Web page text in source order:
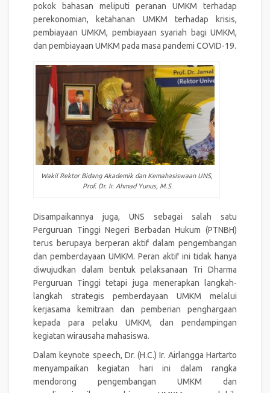
pokok bahasan meliputi peranan UMKM terhadap
perekonomian, ketahanan UMKM terhadap krisis,
pembiayaan UMKM, pembiayaan syariah bagi UMKM,
dan pembiayaan UMKM pada masa pandemi COVID-19.
Wakil Rektor Bidang Akademik dan Kemahasiswaan UNS,
Prof. Dr. Ir. Ahmad Yunus, M.S.
Disampaikannya juga, UNS sebagai salah satu
Perguruan Tinggi Negeri Berbadan Hukum (PTNBH)
terus berupaya berperan aktif dalam pengembangan
dan pemberdayaan UMKM. Peran aktif ini tidak hanya
diwujudkan dalam bentuk pelaksanaan Tri Dharma
Perguruan Tinggi tetapi juga menerapkan langkah-
langkah strategis pemberdayaan UMKM melalui
kerjasama kemitraan dan pemberian penghargaan
kepada para pelaku UMKM, dan pendampingan
kegiatan wirausaha mahasiswa.
Dalam keynote speech, Dr. (H.C.) Ir. Airlangga Hartarto
menyampaikan kegiatan hari ini dalam rangka
mendorong pengembangan UMKM dan